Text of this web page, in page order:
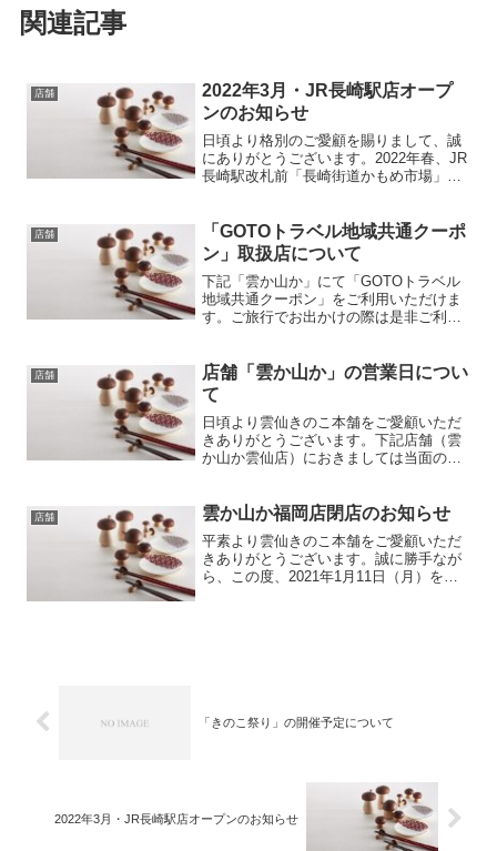
関連記事
店舗
2022年3月・JR長崎駅店オープ
ンのお知らせ
日頃より格別のご愛顧を賜りまして、誠
にありがとうございます。2022年春、JR
長崎駅改札前「長崎街道かもめ市場」内
じめ、長崎土産にお薦めの「きのこ屋ち
ゃんぽん」、「きのこ屋の皿うどん」な
ど、雲仙きのこ本舗の商品が便利な長﨑
駅にてご購入いただけるようになりま
す。オープンの日程が決まりましたら、
再度、公式ホームページとSNSにてお知
せ。
店舗
「GOTOトラベル地域共通クーポ
ン」取扱店について
下記「雲か山か」にて「GOTOトラベル
地域共通クーポン」をご利用いただけま
す。ご旅行でお出かけの際は是非ご利用
319 TEL0957-75-6200 営業時間10時〜
17...
店舗
店舗「雲か山か」の営業日につい
て
日頃より雲仙きのこ本舗をご愛顧いただ
きありがとうございます。下記店舗（雲
か山か雲仙店）におきましては当面の
だけますようお願い申し上げます。雲か
山か雲仙店 （長崎県雲仙市...
店舗 雲か山か福岡店閉店のお知らせ
平素より雲仙きのこ本舗をご愛顧いただ
きありがとうございます。誠に勝手なが
ら、この度、2021年1月11日（月）を持
「きのこ祭り」の開催予定について
2022年3月・JR長崎駅店オープンのお知らせ